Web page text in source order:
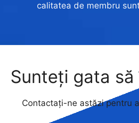
calitatea de membru
Sunteți gata
Contactați-ne astăzi pentru